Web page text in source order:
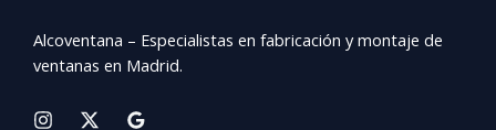
Alcoventana – Especialistas en fabricación y montaje de
ventanas en Madrid.